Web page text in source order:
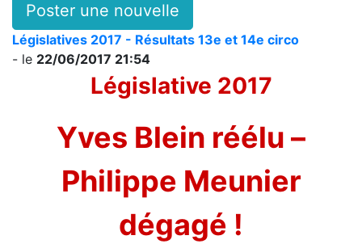
Poster une nouvelle
Législatives 2017 - Résultats 13e et 14e circo
- le 22/06/2017 21:54
Législative 2017
Yves Blein réélu –
Philippe Meunier
dégagé !